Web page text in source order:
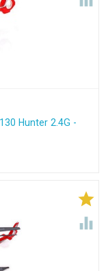
Hunter 2.4G -

